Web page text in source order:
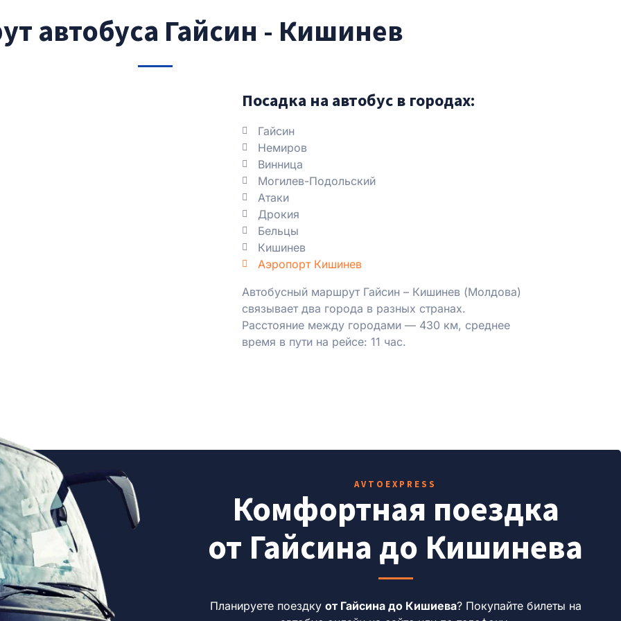
автобуса Гайсин - Кишинев
Посадка на автобус в городах:
Гайсин
Немиров
Винница
Могилев-Подольский
Атаки
Дрокия
Бельцы
Кишинев
Аэропорт Кишинев
Автобусный маршрут Гайсин – Кишинев (Молдова)
связывает два города в разных странах.
Расстояние между городами — 430 км, среднее
время в пути на рейсе: 11 час.
AVTOEXPRESS
Комфортная поездка
от Гайсина до Кишинева
Планируете поездку от Гайсина до Кишиева? Покупайте билеты на